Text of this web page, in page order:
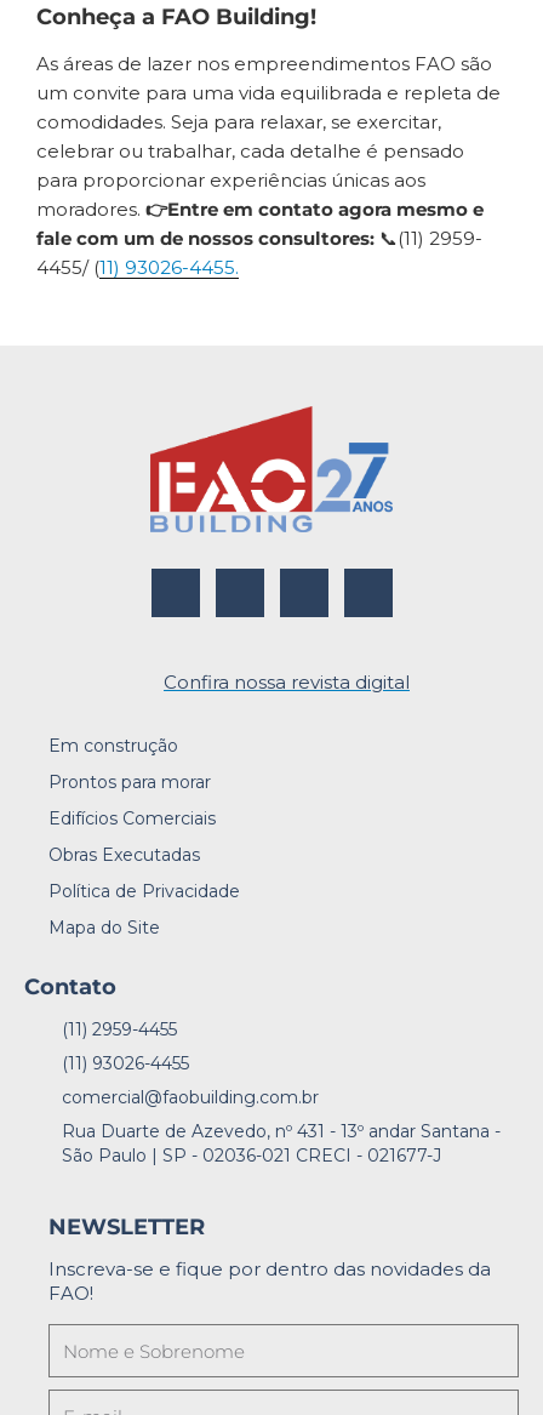
Conheça a FAO Building!
As áreas de lazer nos empreendimentos FAO são
um convite para uma vida equilibrada e repleta de
comodidades. Seja para relaxar, se exercitar,
celebrar ou trabalhar, cada detalhe é pensado
para proporcionar experiências únicas aos
moradores. 👉Entre em contato agora mesmo e
fale com um de nossos consultores: 📞(11) 2959-
4455/ (11) 93026-4455.
Confira nossa revista digital
Em construção
Prontos para morar
Edifícios Comerciais
Obras Executadas
Política de Privacidade
Mapa do Site
Contato
(11) 2959-4455
(11) 93026-4455
comercial@faobuilding.com.br
Rua Duarte de Azevedo, nº 431 - 13º andar Santana -
São Paulo | SP - 02036-021 CRECI - 021677-J
NEWSLETTER
Inscreva-se e fique por dentro das novidades da
FAO!